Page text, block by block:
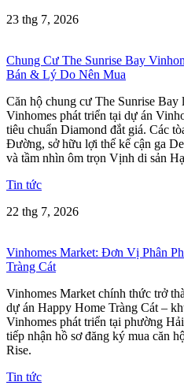
23 thg 7, 2026
Chung Cư The Sunrise Bay
Bán & Lý Do Nên Mua
Căn hộ chung cư The Sunrise Bay
Vinhomes phát triển tại dự án
tiêu chuẩn Diamond đắt giá. Các
Đường, sở hữu lợi thế kế cận ga
và tầm nhìn ôm trọn Vịnh di sản
Tin tức
22 thg 7, 2026
Vinhomes Market: Đơn Vị Phân
Tràng Cát
Vinhomes Market chính thức trở
dự án Happy Home Tràng Cát –
Vinhomes phát triển tại phường
tiếp nhận hồ sơ đăng ký mua căn
Rise.
Tin tức